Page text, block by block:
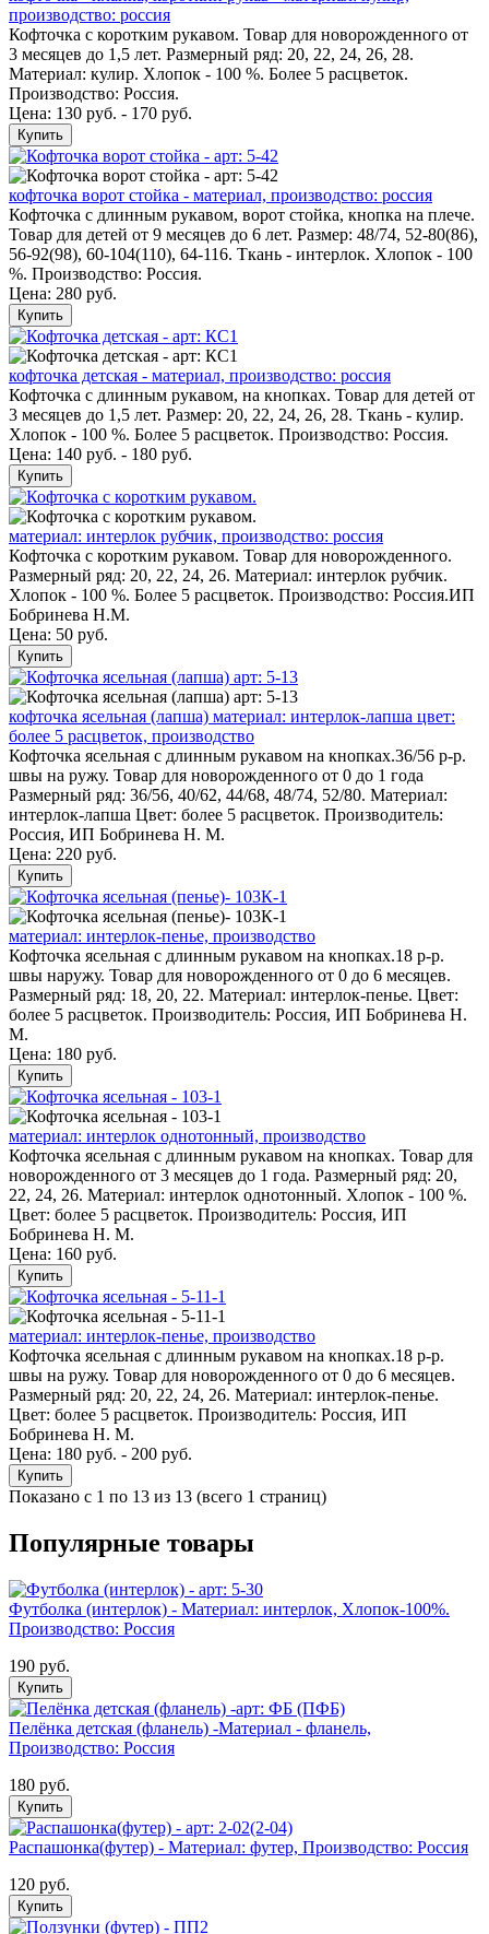
производство: россия
Кофточка с коротким рукавом. Товар для новорожденного от
3 месяцев до 1,5 лет. Размерный ряд: 20, 22, 24, 26, 28.
Материал: кулир. Хлопок - 100 %. Более 5 расцветок.
Производство: Россия.
Цена: 130 руб. - 170 руб.
Купить
кофточка ворот стойка - материал, производство: россия
Кофточка с длинным рукавом, ворот стойка, кнопка на плече.
Товар для детей от 9 месяцев до 6 лет. Размер: 48/74, 52-80(86),
56-92(98), 60-104(110), 64-116. Ткань - интерлок. Хлопок - 100
%. Производство: Россия.
Цена: 280 руб.
Купить
кофточка детская - материал, производство: россия
Кофточка с длинным рукавом, на кнопках. Товар для детей от
3 месяцев до 1,5 лет. Размер: 20, 22, 24, 26, 28. Ткань - кулир.
Хлопок - 100 %. Более 5 расцветок. Производство: Россия.
Цена: 140 руб. - 180 руб.
Купить
материал: интерлок рубчик, производство: россия
Кофточка с коротким рукавом. Товар для новорожденного.
Размерный ряд: 20, 22, 24, 26. Материал: интерлок рубчик.
Хлопок - 100 %. Более 5 расцветок. Производство: Россия.ИП
Бобринева Н.М.
Цена: 50 руб.
Купить
кофточка ясельная (лапша) материал: интерлок-лапша цвет:
более 5 расцветок, производство
Кофточка ясельная с длинным рукавом на кнопках.36/56 р-р.
швы на ружу. Товар для новорожденного от 0 до 1 года
Размерный ряд: 36/56, 40/62, 44/68, 48/74, 52/80. Материал:
интерлок-лапша Цвет: более 5 расцветок. Производитель:
Россия, ИП Бобринева Н. М.
Цена: 220 руб.
Купить
материал: интерлок-пенье, производство
Кофточка ясельная с длинным рукавом на кнопках.18 р-р.
швы наружу. Товар для новорожденного от 0 до 6 месяцев.
Размерный ряд: 18, 20, 22. Материал: интерлок-пенье. Цвет:
более 5 расцветок. Производитель: Россия, ИП Бобринева Н.
М.
Цена: 180 руб.
Купить
материал: интерлок однотонный, производство
Кофточка ясельная с длинным рукавом на кнопках. Товар для
новорожденного от 3 месяцев до 1 года. Размерный ряд: 20,
22, 24, 26. Материал: интерлок однотонный. Хлопок - 100 %.
Цвет: более 5 расцветок. Производитель: Россия, ИП
Бобринева Н. М.
Цена: 160 руб.
Купить
материал: интерлок-пенье, производство
Кофточка ясельная с длинным рукавом на кнопках.18 р-р.
швы на ружу. Товар для новорожденного от 0 до 6 месяцев.
Размерный ряд: 20, 22, 24, 26. Материал: интерлок-пенье.
Цвет: более 5 расцветок. Производитель: Россия, ИП
Бобринева Н. М.
Цена: 180 руб. - 200 руб.
Купить
Показано с 1 по 13 из 13 (всего 1 страниц)
Популярные товары
Футболка (интерлок) - Материал: интерлок, Хлопок-100%.
Производство: Россия
190 руб.
Купить
Пелёнка детская (фланель) -Материал - фланель,
Производство: Россия
180 руб.
Купить
Распашонка(футер) - Материал: футер, Производство: Россия
120 руб.
Купить